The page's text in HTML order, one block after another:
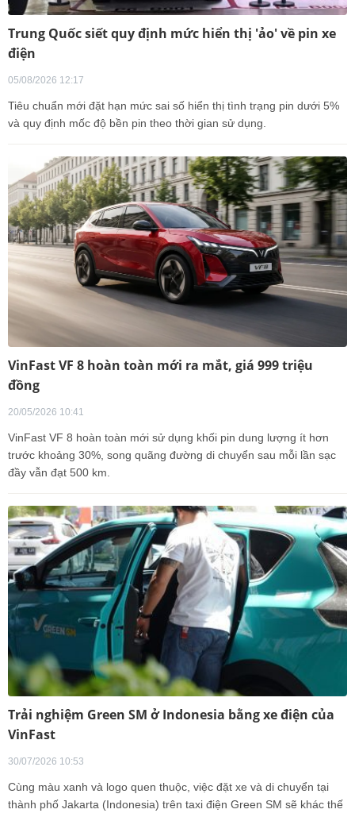
Trung Quốc siết quy định mức hiển thị 'ảo' về pin xe
điện
05/08/2026 12:17
Tiêu chuẩn mới đặt hạn mức sai số hiển thị tình trạng pin dưới 5%
và quy định mốc độ bền pin theo thời gian sử dụng.
VinFast VF 8 hoàn toàn mới ra mắt, giá 999 triệu
đồng
20/05/2026 10:41
VinFast VF 8 hoàn toàn mới sử dụng khối pin dung lượng ít hơn
trước khoảng 30%, song quãng đường di chuyển sau mỗi lần sạc
đầy vẫn đạt 500 km.
Trải nghiệm Green SM ở Indonesia bằng xe điện của
VinFast
30/07/2026 10:53
Cùng màu xanh và logo quen thuộc, việc đặt xe và di chuyển tại
thành phố Jakarta (Indonesia) trên taxi điện Green SM sẽ khác thế